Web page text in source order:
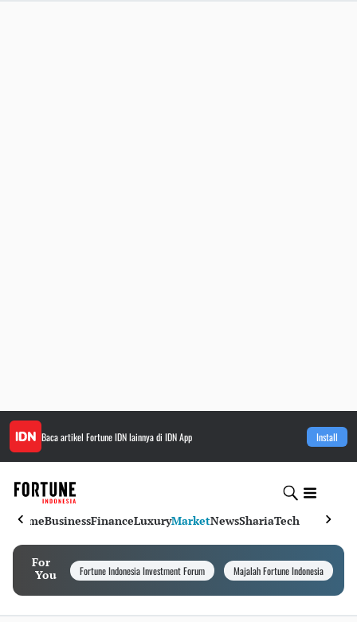
Baca artikel Fortune IDNlainnya di IDN App Install
HomeBusinessFinanceLuxuryMarketNewsShariaTech
For
You
Fortune Indonesia Investment Forum Majalah Fortune Indonesia